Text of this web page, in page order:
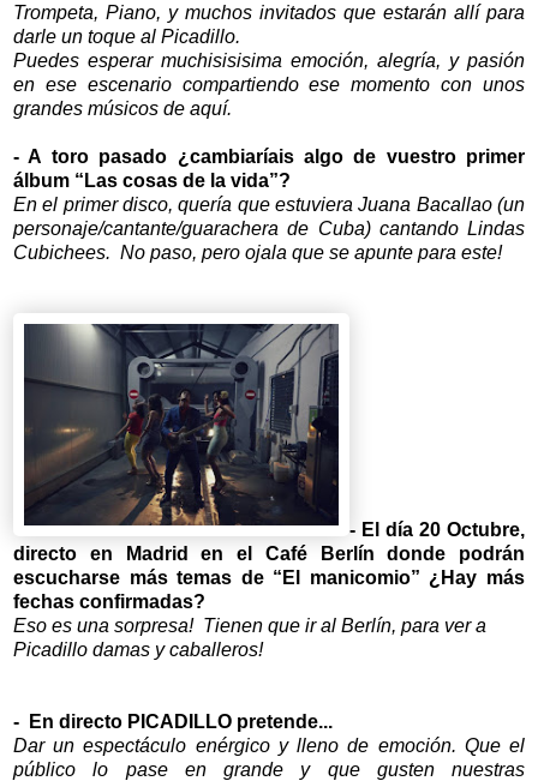
Trompeta, Piano, y muchos invitados que estarán allí para
darle un toque al Picadillo.
Puedes esperar muchisisisima emoción, alegría, y pasión
en ese escenario compartiendo ese momento con unos
grandes músicos de aquí.
- A toro pasado ¿cambiaríais algo de vuestro primer
álbum “Las cosas de la vida”?
En el primer disco, quería que estuviera Juana Bacallao (un
personaje/cantante/guarachera de Cuba) cantando Lindas
Cubichees. No paso, pero ojala que se apunte para este!
- El día 20 Octubre,
directo en Madrid en el Café Berlín donde podrán
escucharse más temas de “El manicomio” ¿Hay más
fechas confirmadas?
Eso es una sorpresa! Tienen que ir al Berlín, para ver a
Picadillo damas y caballeros!
- En directo PICADILLO pretende...
Dar un espectáculo enérgico y lleno de emoción. Que el
público lo pase en grande y que gusten nuestras